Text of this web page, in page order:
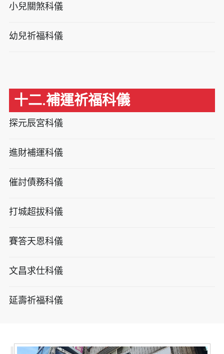
小兒關煞科儀
幼兒祈福科儀
十二.補運祈福科儀
探元辰宮科儀
進財補運科儀
催討債務科儀
打城超拔科儀
賽答天恩科儀
文昌求仕科儀
延壽祈福科儀